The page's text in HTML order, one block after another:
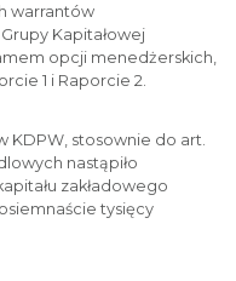
warrantów
Kapitałowej
opcji menedżerskich,
1 i Raporcie 2.
KDPW, stosownie do art.
nastąpiło
zakładowego
osiemnaście tysięcy